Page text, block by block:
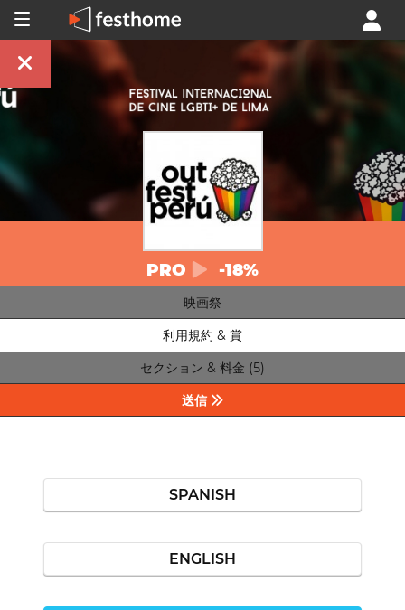
PRO -18%
映画祭
利用規約 & 賞
セクション & 料金 (5)
送信
SPANISH
ENGLISH